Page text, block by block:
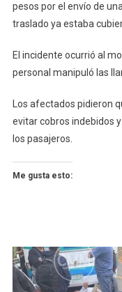
pesos por el envío de
traslado ya estaba
El incidente ocurrió al
personal manipuló las
Los afectados pidieron
evitar cobros indebidos
los pasajeros.
Me gusta esto: